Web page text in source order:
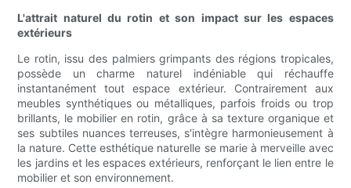
L'attrait naturel du rotin et son impact sur les espaces
extérieurs
Le rotin, issu des palmiers grimpants des régions tropicales,
possède un charme naturel indéniable qui réchauffe
instantanément tout espace extérieur. Contrairement aux
meubles synthétiques ou métalliques, parfois froids ou trop
brillants, le mobilier en rotin, grâce à sa texture organique et
ses subtiles nuances terreuses, s'intègre harmonieusement à
la nature. Cette esthétique naturelle se marie à merveille avec
les jardins et les espaces extérieurs, renforçant le lien entre le
mobilier et son environnement.